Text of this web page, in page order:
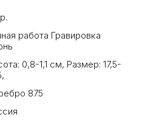
работа Гравировка
0,8-1,1 см, Размер: 17,5-
,
875